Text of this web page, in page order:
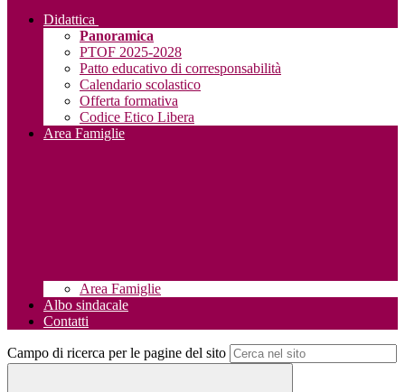
Didattica
Panoramica
PTOF 2025-2028
Patto educativo di corresponsabilità
Calendario scolastico
Offerta formativa
Codice Etico Libera
Area Famiglie
Area Famiglie
Albo sindacale
Contatti
Campo di ricerca per le pagine del sito